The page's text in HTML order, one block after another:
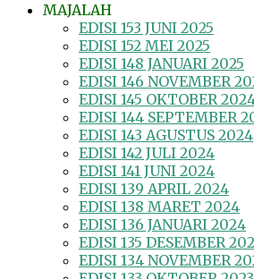
MAJALAH
EDISI 153 JUNI 2025
EDISI 152 MEI 2025
EDISI 148 JANUARI 2025
EDISI 146 NOVEMBER
EDISI 145 OKTOBER
EDISI 144 SEPTEMBER
EDISI 143 AGUSTUS 2024
EDISI 142 JULI 2024
EDISI 141 JUNI 2024
EDISI 139 APRIL 2024
EDISI 138 MARET 2024
EDISI 136 JANUARI 2024
EDISI 135 DESEMBER
EDISI 134 NOVEMBER